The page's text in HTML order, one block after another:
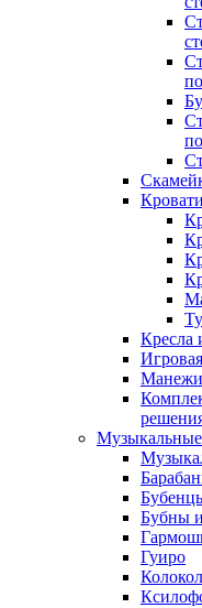
Кресла
Манежи
Бубны
Гуиро